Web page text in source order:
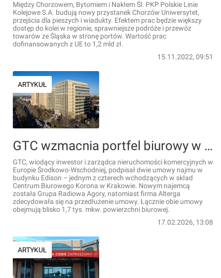
Między Chorzowem, Bytomiem i Nakłem Śl. PKP Polskie Linie
Kolejowe S.A. budują nowy przystanek Chorzów Uniwersytet,
przejścia dla pieszych i wiadukty. Efektem prac będzie większy
dostęp do kolei w regionie, sprawniejsze podróże i przewóz
towarów ze Śląska w stronę portów. Wartość prac
dofinansowanych z UE to 1,2 mld zł.
15.11.2022, 09:51
ARTYKUŁ
GTC wzmacnia portfel biurowy w Krakowie – nowe i przedłużone umowy w Edisonie
GTC, wiodący inwestor i zarządca nieruchomości komercyjnych w
Europie Środkowo-Wschodniej, podpisał dwie umowy najmu w
budynku Edison – jednym z czterech wchodzących w skład
Centrum Biurowego Korona w Krakowie. Nowym najemcą
została Grupa Radiowa Agory, natomiast firma Alterga
zdecydowała się na przedłużenie umowy. Łącznie obie umowy
obejmują blisko 1,7 tys. mkw. powierzchni biurowej.
17.02.2026, 13:08
ARTYKUŁ